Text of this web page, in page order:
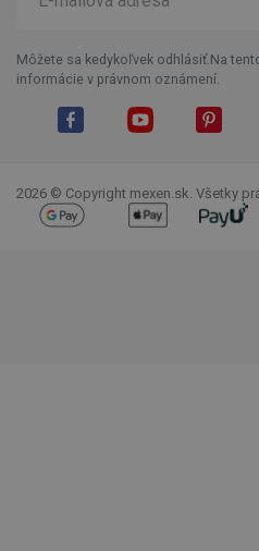
Môžete sa kedykoľvek odhlásiť.Na
informácie v právnom oznámení.
2026 © Copyright mexen.sk. Všetky